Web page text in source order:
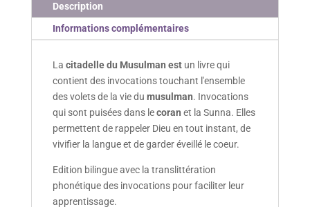
Verte
-
Description
Informations complémentaires
La citadelle du Musulman estun livre qui
contient des invocations touchant l'ensemble
des volets de la vie du musulman. Invocations
qui sont puisées dans lecoran et la Sunna. Elles
permettent de rappeler Dieu en tout instant, de
vivifier la langue et de garder éveillé le coeur.
Edition bilingue avec la translittération
phonétique des invocations pour faciliter leur
apprentissage.